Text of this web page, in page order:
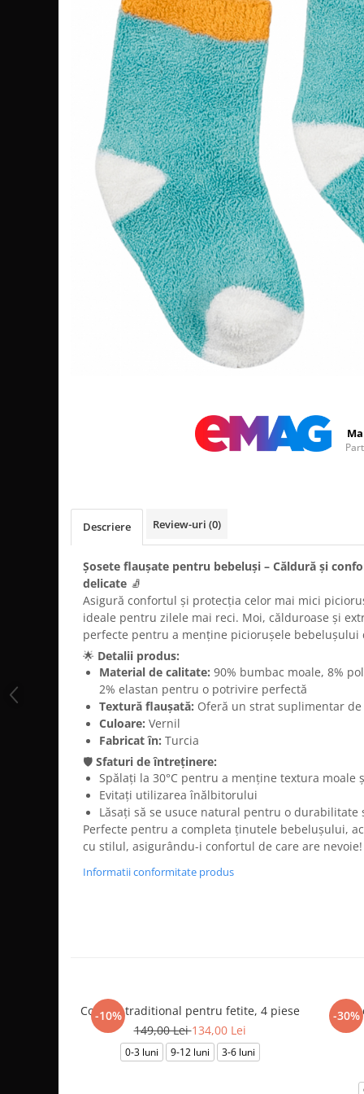
Facebook
Descriere Review-uri (0)
Șosete flaușate pentru bebeluși – Căldură și
delicate 🧦
Asigură confortul și protecția celor mai mici
ideale pentru zilele mai reci. Moi, călduroase și
perfecte pentru a menține piciorușele bebelușului
🌟 Detalii produs:
Material de calitate: 90% bumbac moale, 8%
2% elastan pentru o potrivire perfectă
Textură flaușată: Oferă un strat suplimentar
Culoare: Vernil
Fabricat în: Turcia
🛡️ Sfaturi de întreținere:
Spălați la 30°C pentru a menține textura moale
Evitați utilizarea înălbitorului
Lăsați să se usuce natural pentru o durabilitate
Perfecte pentru a completa ținutele bebelușului,
cu stilul, asigurându-i confortul de care are nevoie!
Informatii conformitate produs
-10%
Costum traditional pentru fetite, 4 piese
149,00 Lei134,00 Lei
0-3 luni 9-12 luni 3-6 luni
-30%